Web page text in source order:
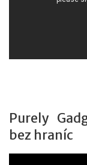
Purely
bez hraníc